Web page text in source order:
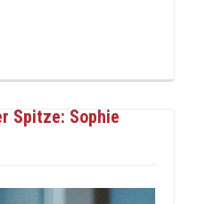
Spitze: Sophie